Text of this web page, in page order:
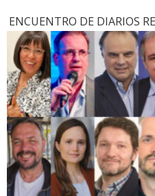
ENCUENTRO DE DIARIOS